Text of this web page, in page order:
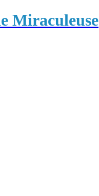
Miraculeuse